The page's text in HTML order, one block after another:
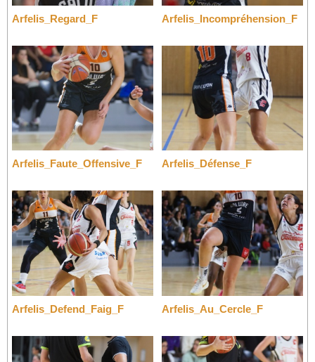
Arfelis_Regard_F Arfelis_Incompréhension_F
Arfelis_Faute_Offensive_F Arfelis_Défense_F
Arfelis_Defend_Faig_F Arfelis_Au_Cercle_F